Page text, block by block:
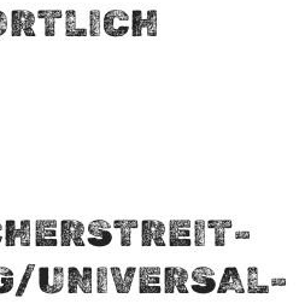
UNIVERSAL­